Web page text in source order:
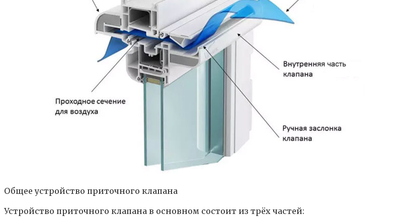
Общее устройство приточного клапана
Устройство приточного клапана в основном состоит из трёх частей: